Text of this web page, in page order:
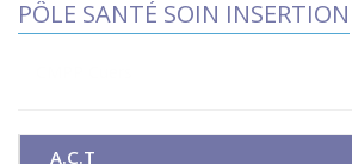
PÔLE SANTÉ SOIN INSERTION
A.C.T